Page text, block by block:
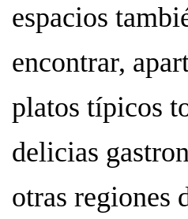
espacios
encontrar,
platos típicos
delicias
otras regiones